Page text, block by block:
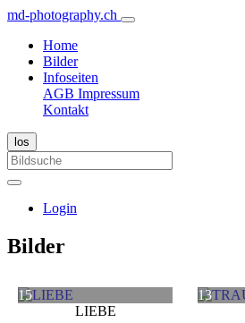
md-photography.ch
Home
Bilder
Infoseiten
AGB Impressum
Kontakt
Login
Bilder
15
LIEBE
13